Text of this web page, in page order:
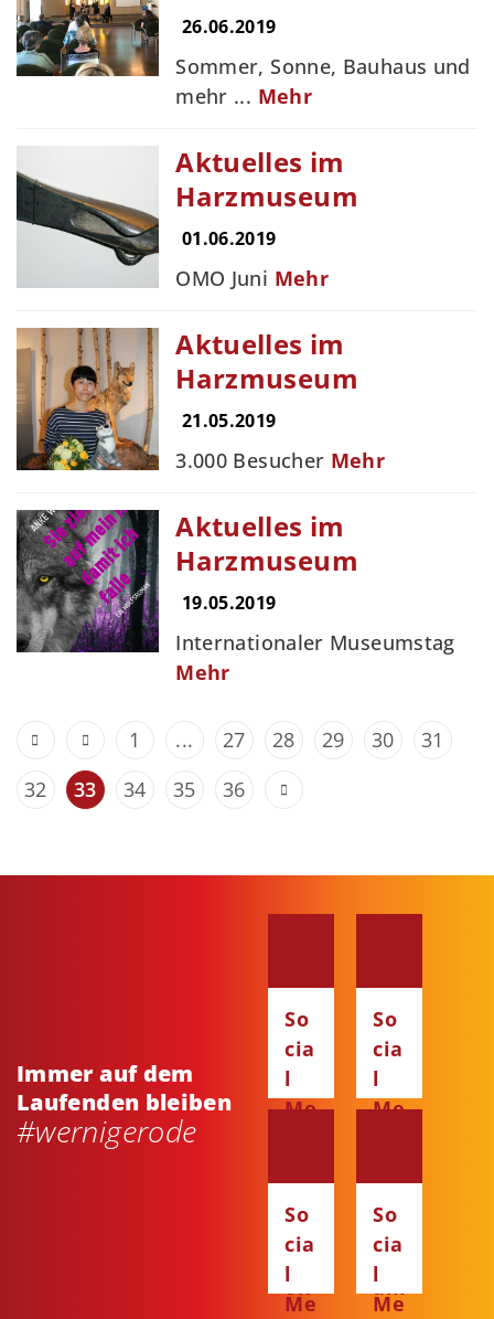
26.06.2019
Sommer, Sonne, Bauhaus und
mehr ... Mehr
Aktuelles im
Harzmuseum
01.06.2019
OMO Juni Mehr
Aktuelles im
Harzmuseum
21.05.2019
3.000 Besucher Mehr
Aktuelles im
Harzmuseum
19.05.2019
Internationaler Museumstag
Mehr
1 ... 27 28 29 30
31
32
33 34 35 36
Immer auf dem
Laufenden bleiben
#wernigerode
So
cia
l
Me
ce
bo
ok
So
cia
l
Me
ta
gr
am
So
cia
l
Me
So
cia
l
Me